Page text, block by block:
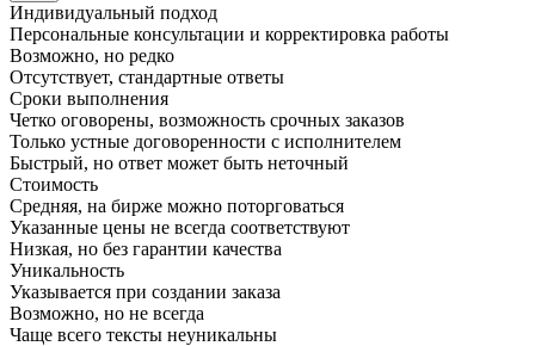
Индивидуальный подход
Персональные консультации и корректировка работы
Возможно, но редко
Отсутствует, стандартные ответы
Сроки выполнения
Четко оговорены, возможность срочных заказов
Только устные договоренности с исполнителем
Быстрый, но ответ может быть неточный
Стоимость
Средняя, на бирже можно поторговаться
Указанные цены не всегда соответствуют
Низкая, но без гарантии качества
Уникальность
Указывается при создании заказа
Возможно, но не всегда
Чаще всего тексты неуникальны